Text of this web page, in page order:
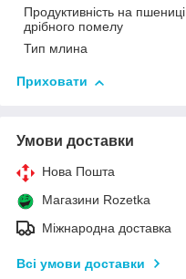
Продуктивність на пшениці
дрібного помелу
Тип млина
Приховати
Умови доставки
Нова Пошта
Магазини Rozetka
Міжнародна доставка
Всі умови доставки